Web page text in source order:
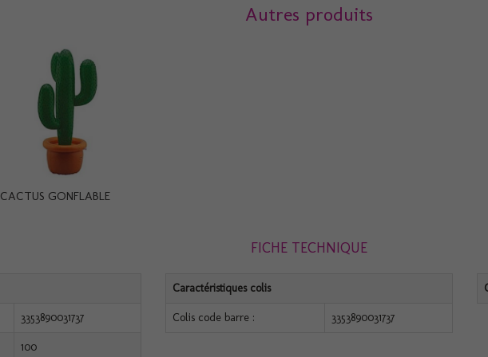
Autres produits
CACTUS GONFLABLE
FICHE TECHNIQUE
3353890031737
100
Caractéristiques colis
Colis code barre : 3353890031737